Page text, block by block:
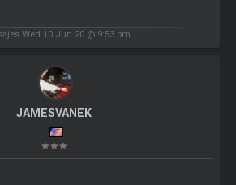
Wed 10 Jun 20 @ 9:53 pm
JAMESVANEK